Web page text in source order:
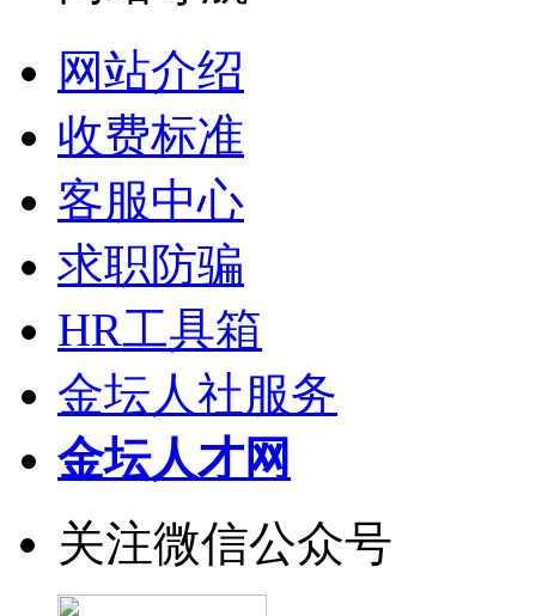
网站介绍
收费标准
客服中心
求职防骗
HR工具箱
金坛人社服务
金坛人才网
关注微信公众号